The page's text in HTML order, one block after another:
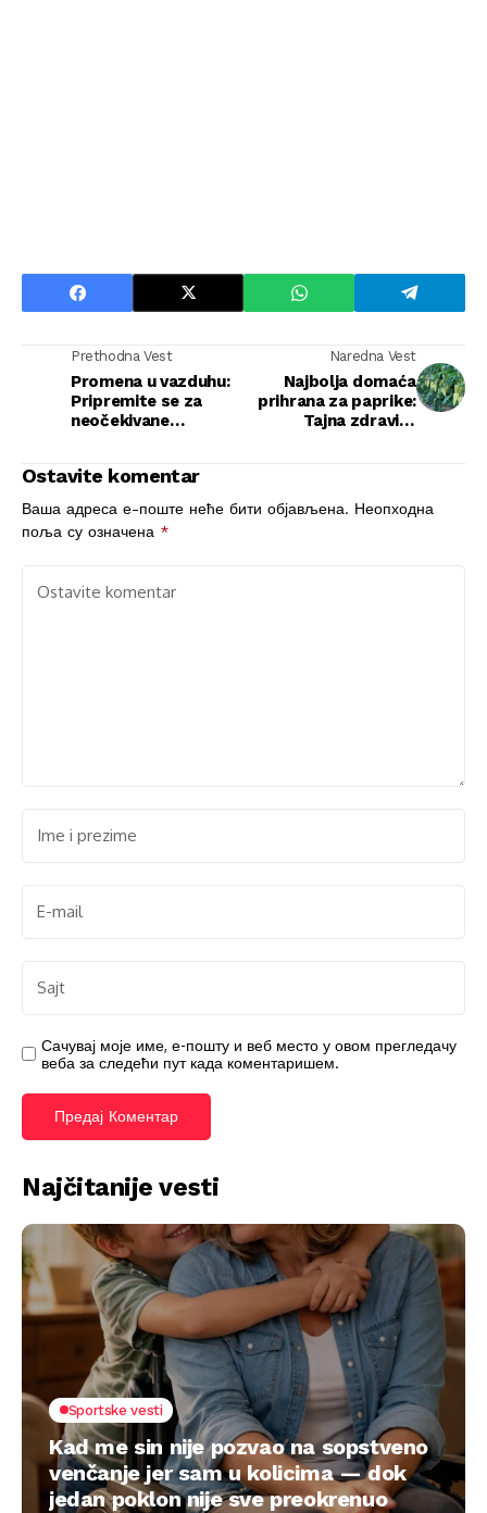
Prethodna Vest
Promena u vazduhu:
Pripremite se za
neočekivane
Naredna Vest
Najbolja domaća
prihrana za paprike:
Tajna zdravih i
Ostavite komentar
Ваша адреса е-поште неће бити објављена. Неопходна
поља су означена *
Сачувај моје име, е-пошту и веб место у овом прегледачу
веба за следећи пут када коментаришем.
Najčitanije vesti
Sportske vesti
Kad me sin nije pozvao na sopstveno
venčanje jer sam u kolicima — dok
jedan poklon nije sve preokrenuo